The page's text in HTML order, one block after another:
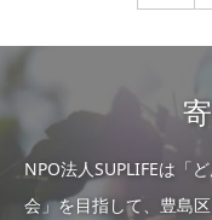
NPO法人SUPLIFEは「
会」を目指して、豊島